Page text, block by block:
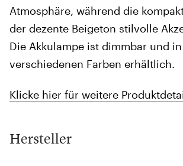
Atmosphäre, während die
der dezente Beigeton stilvolle
Die Akkulampe ist dimmbar und in
verschiedenen Farben erhältlich.
Klicke hier für weitere
Hersteller